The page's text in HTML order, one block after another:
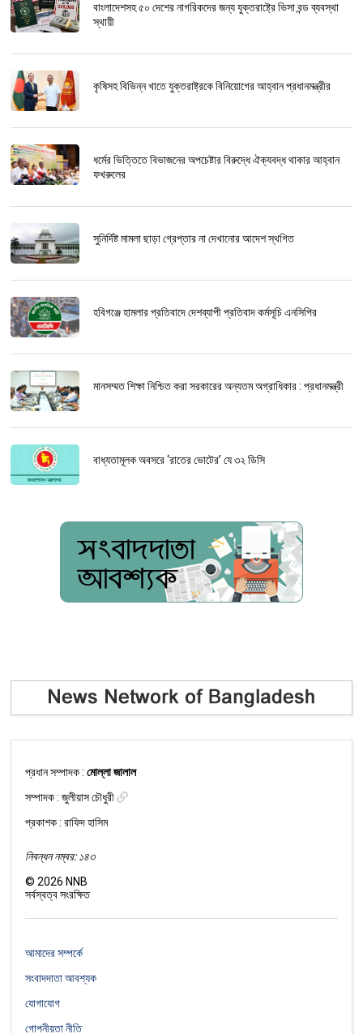
বাংলাদেশসহ ৫০ দেশের নাগরিকদের জন্য যুক্তরাষ্ট্রে ভিসা বন্ড ব্যবস্থা
স্থায়ী
কৃষিসহ বিভিন্ন খাতে যুক্তরাষ্ট্রকে বিনিয়োগের আহ্বান প্রধানমন্ত্রীর
ধর্মের ভিত্তিতে বিভাজনের অপচেষ্টার বিরুদ্ধে ঐক্যবদ্ধ থাকার আহ্বান
ফখরুলের
সুনির্দিষ্ট মামলা ছাড়া গ্রেপ্তার না দেখানোর আদেশ স্থগিত
হবিগঞ্জে হামলার প্রতিবাদে দেশব্যাপী প্রতিবাদ কর্মসূচি এনসিপির
মানসম্মত শিক্ষা নিশ্চিত করা সরকারের অন্যতম অগ্রাধিকার : প্রধানমন্ত্রী
বাধ্যতামূলক অবসরে ‘রাতের ভোটের’ যে ৩২ ডিসি
প্রধান সম্পাদক :মোল্লা জালাল
সম্পাদক :জুলীয়াস চৌধুরী
প্রকাশক : রাফিদ হাসিম
নিবন্ধন নম্বর: ১৪৩
©2026 NNB
সর্বস্বত্ব সংরক্ষিত
আমাদের সম্পর্কে
সংবাদদাতা আবশ্যক
যোগাযোগ
গোপনীয়তা নীতি